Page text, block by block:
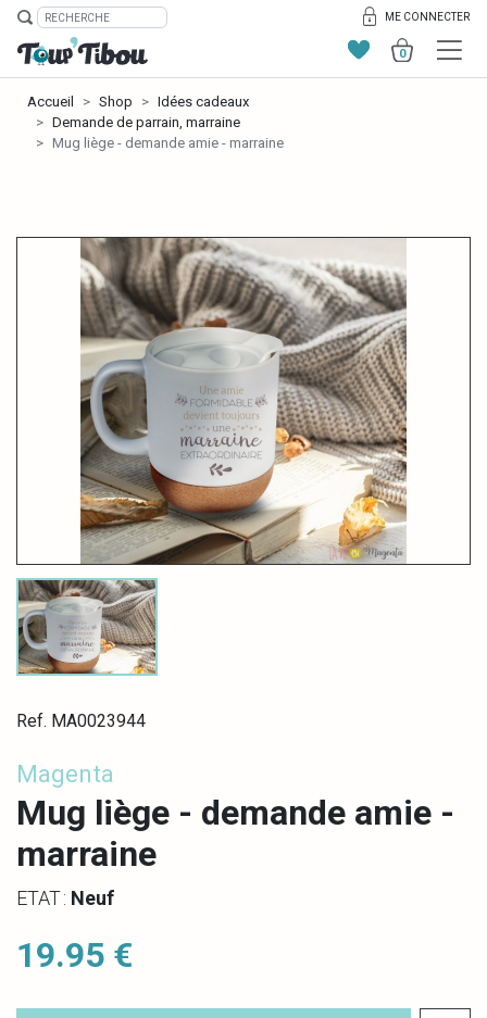
ME CONNECTER
0
Accueil Shop
Idées cadeaux
Demande de parrain, marraine
Mug liège - demande amie - marraine
Ref. MA0023944
Magenta
Mug liège - demande amie -
marraine
ETAT : Neuf
19.95 €